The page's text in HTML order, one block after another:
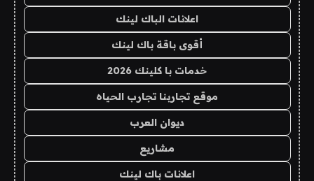
اعلانات الباك لينك
أقوى باقة باك لينك
خدمات با كلينك 2026
موقع تجاربنا تجارب الحياه
ديوان العرب
مشاريع
اعلانات باك لينك